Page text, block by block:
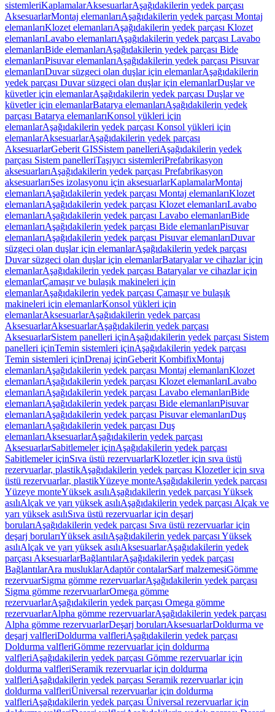
sistemleriKaplamalarAksesuarlarAşağıdakilerin yedek parçası
AksesuarlarMontaj elemanlarıAşağıdakilerin yedek parçası Montaj
elemanlarıKlozet elemanlarıAşağıdakilerin yedek parçası Klozet
elemanlarıLavabo elemanlarıAşağıdakilerin yedek parçası Lavabo
elemanlarıBide elemanlarıAşağıdakilerin yedek parçası Bide
elemanlarıPisuvar elemanlarıAşağıdakilerin yedek parçası Pisuvar
elemanlarıDuvar süzgeci olan duşlar için elemanlarAşağıdakilerin
yedek parçası Duvar süzgeci olan duşlar için elemanlarDuşlar ve
küvetler için elemanlarAşağıdakilerin yedek parçası Duşlar ve
küvetler için elemanlarBatarya elemanlarıAşağıdakilerin yedek
parçası Batarya elemanlarıKonsol yükleri için
elemanlarAşağıdakilerin yedek parçası Konsol yükleri için
elemanlarAksesuarlarAşağıdakilerin yedek parçası
AksesuarlarGeberit GISSistem panelleriAşağıdakilerin yedek
parçası Sistem panelleriTaşıyıcı sistemleriPrefabrikasyon
aksesuarlarıAşağıdakilerin yedek parçası Prefabrikasyon
aksesuarlarıSes izolasyonu için aksesuarlarKaplamalarMontaj
elemanlarıAşağıdakilerin yedek parçası Montaj elemanlarıKlozet
elemanlarıAşağıdakilerin yedek parçası Klozet elemanlarıLavabo
elemanlarıAşağıdakilerin yedek parçası Lavabo elemanlarıBide
elemanlarıAşağıdakilerin yedek parçası Bide elemanlarıPisuvar
elemanlarıAşağıdakilerin yedek parçası Pisuvar elemanlarıDuvar
süzgeci olan duşlar için elemanlarAşağıdakilerin yedek parçası
Duvar süzgeci olan duşlar için elemanlarBataryalar ve cihazlar için
elemanlarAşağıdakilerin yedek parçası Bataryalar ve cihazlar için
elemanlarÇamaşır ve bulaşık makineleri için
elemanlarAşağıdakilerin yedek parçası Çamaşır ve bulaşık
makineleri için elemanlarKonsol yükleri için
elemanlarAksesuarlarAşağıdakilerin yedek parçası
AksesuarlarAksesuarlarAşağıdakilerin yedek parçası
AksesuarlarSistem panelleri içinAşağıdakilerin yedek parçası Sistem
panelleri içinTemin sistemleri içinAşağıdakilerin yedek parçası
Temin sistemleri içinDrenaj içinGeberit KombifixMontaj
elemanlarıAşağıdakilerin yedek parçası Montaj elemanlarıKlozet
elemanlarıAşağıdakilerin yedek parçası Klozet elemanlarıLavabo
elemanlarıAşağıdakilerin yedek parçası Lavabo elemanlarıBide
elemanlarıAşağıdakilerin yedek parçası Bide elemanlarıPisuvar
elemanlarıAşağıdakilerin yedek parçası Pisuvar elemanlarıDuş
elemanlarıAşağıdakilerin yedek parçası Duş
elemanlarıAksesuarlarAşağıdakilerin yedek parçası
AksesuarlarSabitlemeler içinAşağıdakilerin yedek parçası
Sabitlemeler içinSıva üstü rezervuarlarKlozetler için sıva üstü
rezervuarlar, plastikAşağıdakilerin yedek parçası Klozetler için sıva
üstü rezervuarlar, plastikYüzeye monteAşağıdakilerin yedek parçası
Yüzeye monteYüksek asılıAşağıdakilerin yedek parçası Yüksek
asılıAlçak ve yarı yüksek asılıAşağıdakilerin yedek parçası Alçak ve
yarı yüksek asılıSıva üstü rezervuarlar için deşarj
borularıAşağıdakilerin yedek parçası Sıva üstü rezervuarlar için
deşarj borularıYüksek asılıAşağıdakilerin yedek parçası Yüksek
asılıAlçak ve yarı yüksek asılıAksesuarlarAşağıdakilerin yedek
parçası AksesuarlarBağlantılarAşağıdakilerin yedek parçası
BağlantılarAra musluklarAdaptör contalarSarf malzemesiGömme
rezervuarSigma gömme rezervuarlarAşağıdakilerin yedek parçası
Sigma gömme rezervuarlarOmega gömme
rezervuarlarAşağıdakilerin yedek parçası Omega gömme
rezervuarlarAlpha gömme rezervuarlarAşağıdakilerin yedek parçası
Alpha gömme rezervuarlarDeşarj borularıAksesuarlarDoldurma ve
deşarj valfleriDoldurma valfleriAşağıdakilerin yedek parçası
Doldurma valfleriGömme rezervuarlar için doldurma
valfleriAşağıdakilerin yedek parçası Gömme rezervuarlar için
doldurma valfleriSeramik rezervuarlar için doldurma
valfleriAşağıdakilerin yedek parçası Seramik rezervuarlar için
doldurma valfleriÜniversal rezervuarlar için doldurma
valfleriAşağıdakilerin yedek parçası Üniversal rezervuarlar için